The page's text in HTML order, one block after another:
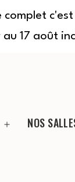
complet
au 17 août
NOS